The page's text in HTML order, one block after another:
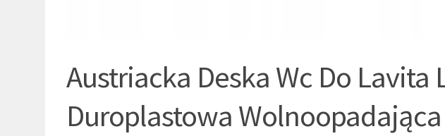
Austriacka Deska Wc Do Lavita
Duroplastowa